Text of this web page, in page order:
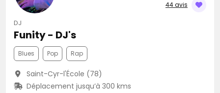
44 avis
DJ
Funity - DJ's
Blues Pop Rap
Saint-Cyr-l'École (78)
Déplacement jusqu’à 300 kms